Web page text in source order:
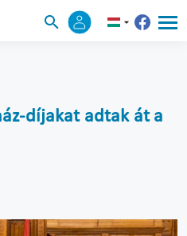
díjakat adtak át a